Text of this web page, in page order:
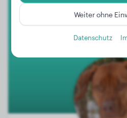
Rhodesian
Nayo
Weiter ohne
Datenschutz